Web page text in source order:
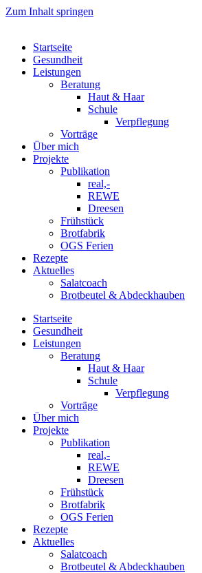
Zum Inhalt springen
Startseite
Gesundheit
Leistungen
Beratung
Haut & Haar
Schule
Verpflegung
Vorträge
Über mich
Projekte
Publikation
real,-
REWE
Dreesen
Frühstück
Brotfabrik
OGS Ferien
Rezepte
Aktuelles
Salatcoach
Brotbeutel & Abdeckhauben
Startseite
Gesundheit
Leistungen
Beratung
Haut & Haar
Schule
Verpflegung
Vorträge
Über mich
Projekte
Publikation
real,-
REWE
Dreesen
Frühstück
Brotfabrik
OGS Ferien
Rezepte
Aktuelles
Salatcoach
Brotbeutel & Abdeckhauben